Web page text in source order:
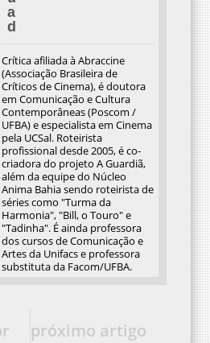
a
d
Crítica afiliada à Abraccine
(Associação Brasileira de
Críticos de Cinema), é doutora
em Comunicação e Cultura
Contemporâneas (Poscom /
UFBA) e especialista em Cinema
pela UCSal. Roteirista
profissional desde 2005, é co-
criadora do projeto A Guardiã,
além da equipe do Núcleo
Anima Bahia sendo roteirista de
séries como "Turma da
Harmonia", "Bill, o Touro" e
"Tadinha". É ainda professora
dos cursos de Comunicação e
Artes da Unifacs e professora
substituta da Facom/UFBA.
próximo artigo